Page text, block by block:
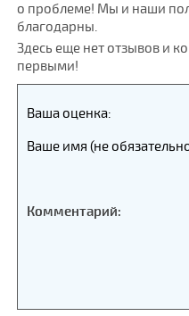
о проблеме! Мы и наши
благодарны.
Здесь еще нет отзывов и
первыми!
Ваша оценка:
Ваше имя (не
Комментарий: